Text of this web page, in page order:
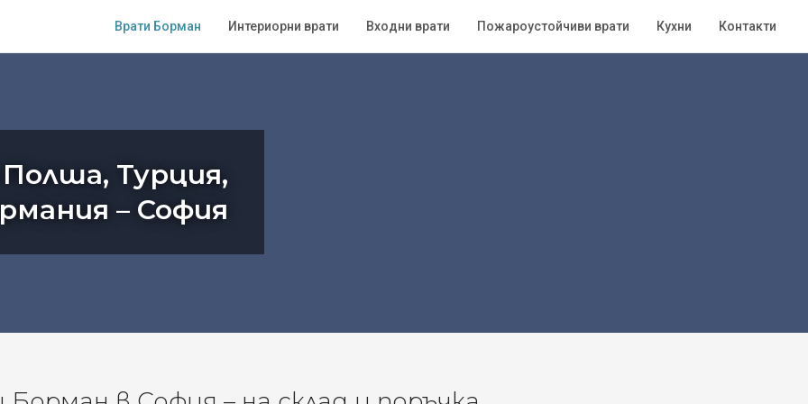
Врати Борман Интериорни врати Входни врати Пожароустойчиви врати Кухни Контакти
Турция,
– София